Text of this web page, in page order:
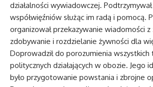
działalności wywiadowczej.
współwięźniów służąc im radą i pomocą.
organizował przekazywanie wiadomości z
zdobywanie i rozdzielanie żywności dla
Doprowadził do porozumienia wszystkich
politycznych działających w obozie. Jego
było przygotowanie powstania i zbrojne